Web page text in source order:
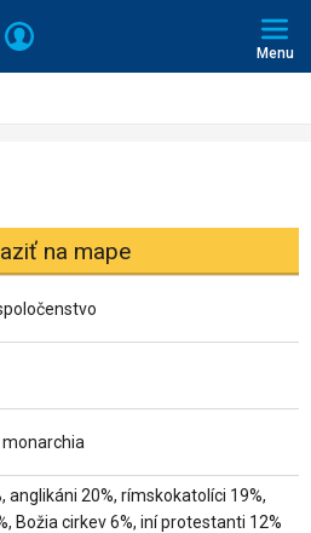
+421
Prihlásiť
Menu
na mape
anglikáni 20%, rímskokatolíci 19%,
Božia cirkev 6%, iní protestanti 12%